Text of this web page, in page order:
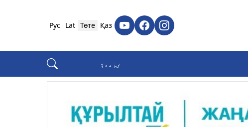
Қаз
Төте
Lat
Рус